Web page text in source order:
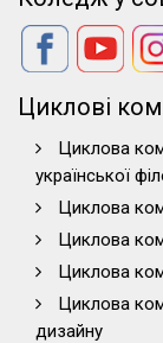
Циклові
Циклова
української
Циклова
Циклова
Циклова
Циклова
дизайну